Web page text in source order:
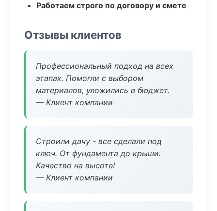
Работаем строго по договору и смете
Отзывы клиентов
Профессиональный подход на всех
этапах. Помогли с выбором
материалов, уложились в бюджет.
— Клиент компании
Строили дачу - все сделали под
ключ. От фундамента до крыши.
Качество на высоте!
— Клиент компании